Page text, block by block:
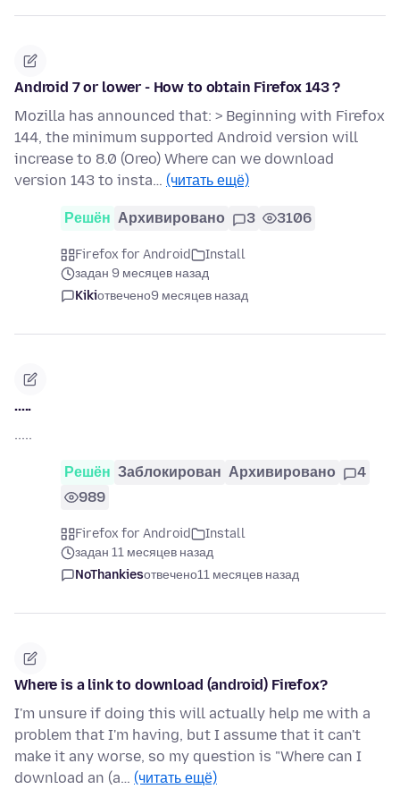
Android 7 or lower - How to obtain Firefox 143 ?
Mozilla has announced that: > Beginning with Firefox
144, the minimum supported Android version will
increase to 8.0 (Oreo) Where can we download
version 143 to insta… (читать ещё)
Решён Архивировано 3 3106
Firefox for Android
Install
задан 9 месяцев назад
Kikiотвечено9 месяцев назад
.....
.....
Решён Заблокирован Архивировано
4
989
Firefox for Android
Install
задан 11 месяцев назад
NoThankiesотвечено11 месяцев назад
Where is a link to download (android) Firefox?
I'm unsure if doing this will actually help me with a
problem that I'm having, but I assume that it can't
make it any worse, so my question is "Where can I
download an (a… (читать ещё)